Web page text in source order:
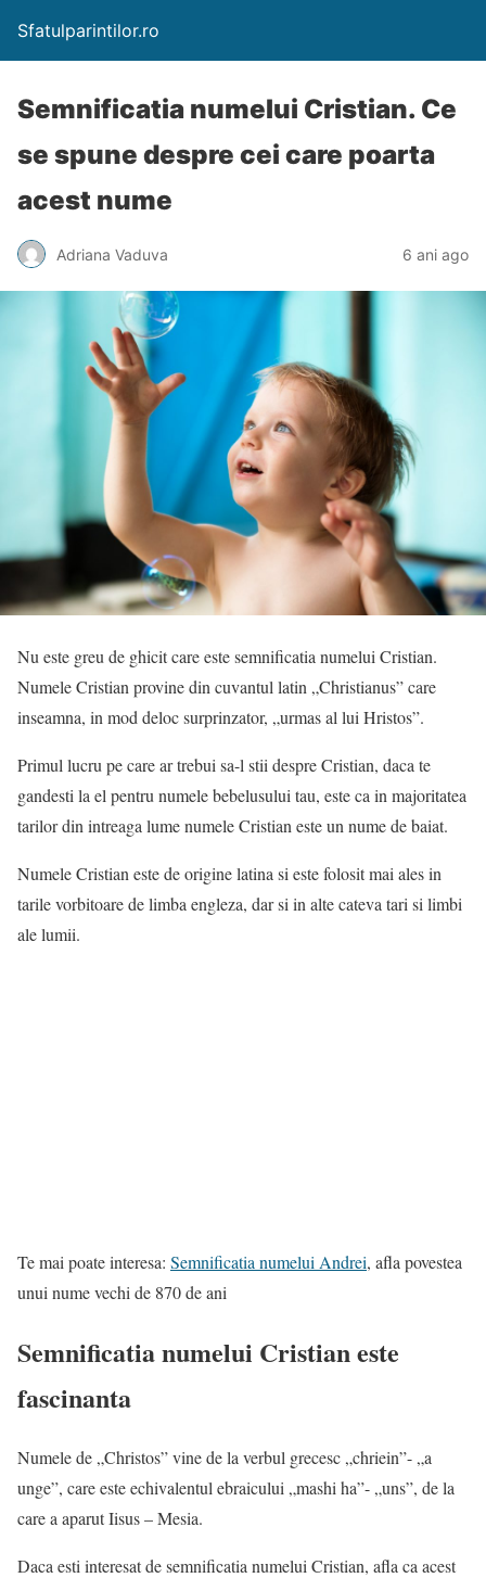
Sfatulparintilor.ro
Semnificatia numelui Cristian. Ce
se spune despre cei care poarta
acest nume
Adriana Vaduva 6 ani ago
Nu este greu de ghicit care este semnificatia numelui Cristian.
Numele Cristian provine din cuvantul latin „Christianus” care
inseamna, in mod deloc surprinzator, „urmas al lui Hristos”.
Primul lucru pe care ar trebui sa-l stii despre Cristian, daca te
gandesti la el pentru numele bebelusului tau, este ca in majoritatea
tarilor din intreaga lume numele Cristian este un nume de baiat.
Numele Cristian este de origine latina si este folosit mai ales in
tarile vorbitoare de limba engleza, dar si in alte cateva tari si limbi
ale lumii.
Te mai poate interesa: Semnificatia numelui Andrei, afla povestea
unui nume vechi de 870 de ani
Semnificatia numelui Cristian este
fascinanta
Numele de „Christos” vine de la verbul grecesc „chriein”- „a
unge”, care este echivalentul ebraicului „mashi ha”- „uns”, de la
care a aparut Iisus – Mesia.
Daca esti interesat de semnificatia numelui Cristian, afla ca acest